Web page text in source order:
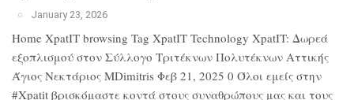
January 23, 2026
Home XpatIT browsing Tag XpatIT Technology XpatIT: Δωρεά
εξοπλισμού στον Σύλλογο Τριτέκνων Πολυτέκνων Αττικής
Άγιος Νεκτάριος MDimitris Φεβ 21, 2025 0 Όλοι εμείς στην
#Xpatit βρισκόμαστε κοντά στους συναθρώπους μας και τους